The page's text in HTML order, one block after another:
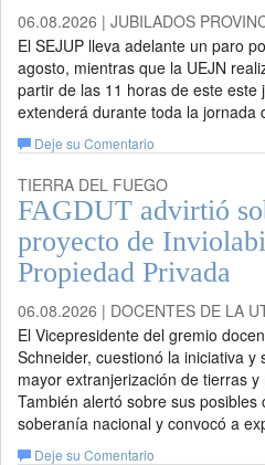
06.08.2026 | JUBILADOS
El SEJUP lleva adelante un paro
agosto, mientras que la UEJN
partir de las 11 horas de este este
extenderá durante toda la jornada
Deje su Comentario
TIERRA DEL FUEGO
FAGDUT advirtió
proyecto de
Propiedad Privada
06.08.2026 | DOCENTES DE LA
El Vicepresidente del gremio
Schneider, cuestionó la iniciativa
mayor extranjerización de tierras
También alertó sobre sus posibles
soberanía nacional y convocó a
Deje su Comentario